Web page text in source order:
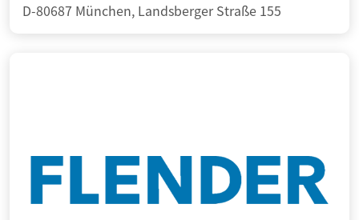
D-80687 München, Landsberger Straße 155